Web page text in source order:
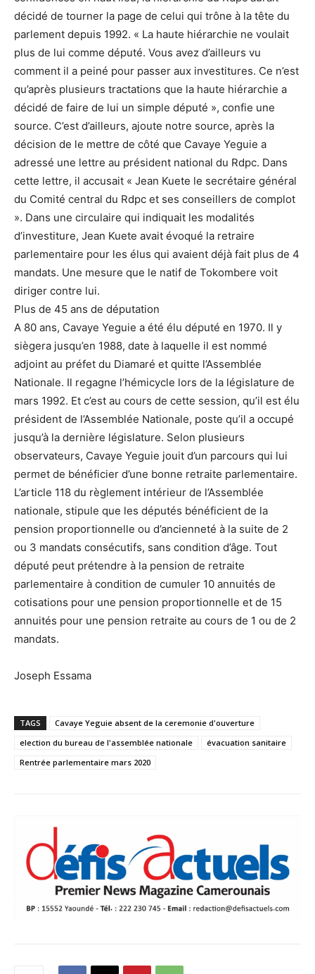
décidé de tourner la page de celui qui trône à la tête du
parlement depuis 1992. « La haute hiérarchie ne voulait
plus de lui comme député. Vous avez d’ailleurs vu
comment il a peiné pour passer aux investitures. Ce n’est
qu’après plusieurs tractations que la haute hiérarchie a
décidé de faire de lui un simple député », confie une
source. C’est d’ailleurs, ajoute notre source, après la
décision de le mettre de côté que Cavaye Yeguie a
adressé une lettre au président national du Rdpc. Dans
cette lettre, il accusait « Jean Kuete le secrétaire général
du Comité central du Rdpc et ses conseillers de complot
». Dans une circulaire qui indiquait les modalités
d’investiture, Jean Kuete avait évoqué la retraire
parlementaire pour les élus qui avaient déjà fait plus de 4
mandats. Une mesure que le natif de Tokombere voit
diriger contre lui.
Plus de 45 ans de députation
A 80 ans, Cavaye Yeguie a été élu député en 1970. Il y
siègera jusqu’en 1988, date à laquelle il est nommé
adjoint au préfet du Diamaré et quitte l’Assemblée
Nationale. Il regagne l’hémicycle lors de la législature de
mars 1992. Et c’est au cours de cette session, qu’il est élu
président de l’Assemblée Nationale, poste qu’il a occupé
jusqu’à la dernière législature. Selon plusieurs
observateurs, Cavaye Yeguie jouit d’un parcours qui lui
permet de bénéficier d’une bonne retraite parlementaire.
L’article 118 du règlement intérieur de l’Assemblée
nationale, stipule que les députés bénéficient de la
pension proportionnelle ou d’ancienneté à la suite de 2
ou 3 mandats consécutifs, sans condition d’âge. Tout
député peut prétendre à la pension de retraite
parlementaire à condition de cumuler 10 annuités de
cotisations pour une pension proportionnelle et de 15
annuités pour une pension retraite au cours de 1 ou de 2
mandats.
Joseph Essama
TAGS
Cavaye Yeguie absent de la ceremonie d'ouverture
election du bureau de l'assemblée nationale
évacuation sanitaire
Rentrée parlementaire mars 2020